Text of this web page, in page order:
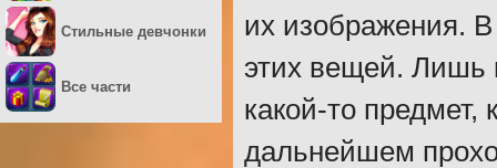
их изображения.
этих вещей. Лишь
какой-то предмет,
дальнейшем
Стильные девчонки
Все части